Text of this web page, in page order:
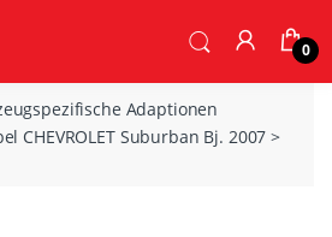
0
Adaptionen
CHEVROLET Suburban Bj. 2007 >